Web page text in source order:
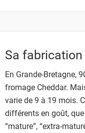
Sa fabrication
En Grande-Bretagne,
fromage Cheddar.
varie de 9 à 19 mois.
différents en goût,
“mature”, “extra-